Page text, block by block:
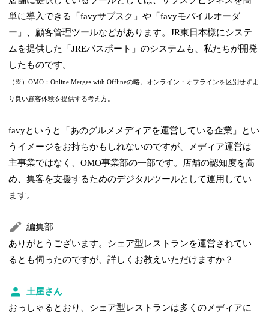
単に導入できる「favyサブスク」や「favyモバイルオーダ
ー」、顧客管理ツールなどがあります。JR東日本様にシステ
ムを提供した「JREパスポート」のシステムも、私たちが開発
したものです。
（※）OMO：Online Merges with Offlineの略。オンライン・オフラインを区別せずよ
り良い顧客体験を提供する考え方。
favyというと「あのグルメメディアを運営している企業」とい
うイメージをお持ちかもしれないのですが、メディア運営は
主事業ではなく、OMO事業部の一部です。店舗の認知度を高
め、集客を支援するためのデジタルツールとして運用してい
ます。
編集部
ありがとうございます。シェア型レストランを運営されてい
るとも伺ったのですが、詳しくお教えいただけますか？
土屋さん
おっしゃるとおり、シェア型レストランは多くのメディアに